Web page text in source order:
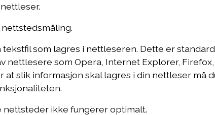
som lagres i nettleseren. Dette er
som Opera, Internet Explorer,
slik informasjon skal lagres i din nettleser må
ikke fungerer optimalt.